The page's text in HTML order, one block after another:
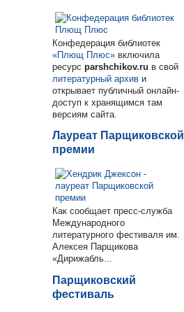
Конфедерация библиотек
«Плющ Плюс» включила
ресурс parshchikov.ru в свой
литературный архив и
открывает публичный онлайн-
доступ к хранящимся там
версиям сайта.
Лауреат Парщиковской
премии
Как сообщает пресс-служба
Международного
литературного фестиваля им.
Алексея Парщикова
«Дирижабль...
Парщиковский
фестиваль